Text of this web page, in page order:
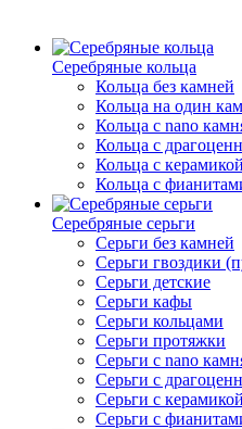
Серебряные кольца
Кольца без камней
Кольца на один
Кольца с nano
Кольца с
Кольца с керамикой
Кольца с
Серебряные серьги
Серьги без камней
Серьги гвоздики
Серьги детские
Серьги кафы
Серьги кольцами
Серьги протяжки
Серьги с nano
Серьги с
Серьги с керамикой
Серьги с